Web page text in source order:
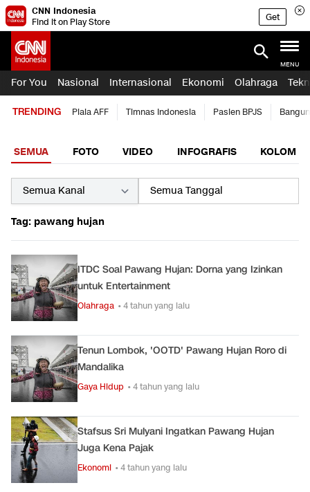
CNN Indonesia
Find it on Play Store
Get
MENU
For You Nasional Internasional Ekonomi Olahraga
TRENDING Piala AFF Timnas Indonesia Pasien BPJS
SEMUA FOTO VIDEO INFOGRAFIS KOLOM
Tag: pawang hujan
ITDC Soal Pawang Hujan: Dorna yang Izinkan
untuk Entertainment
Olahraga • 4 tahun yang lalu
Tenun Lombok, 'OOTD' Pawang Hujan Roro di
Mandalika
Gaya Hidup • 4 tahun yang lalu
Stafsus Sri Mulyani Ingatkan Pawang Hujan
Juga Kena Pajak
Ekonomi • 4 tahun yang lalu